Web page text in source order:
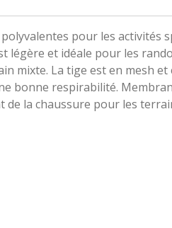
pour les activités
légère et idéale pour les
mixte. La tige est en mesh
bonne respirabilité.
de la chaussure pour les